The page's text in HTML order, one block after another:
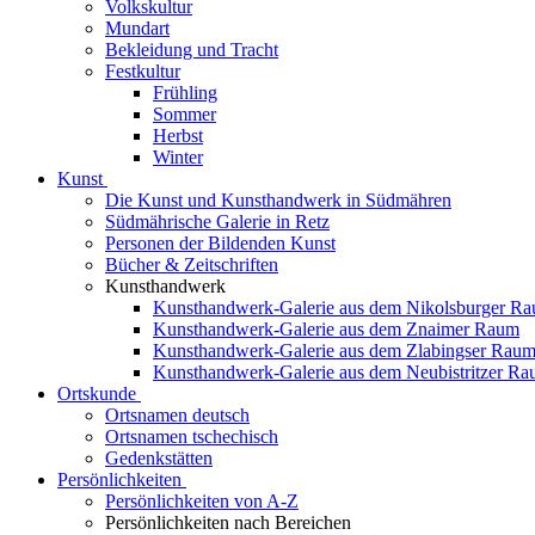
Volkskultur
Mundart
Bekleidung und Tracht
Festkultur
Frühling
Sommer
Herbst
Winter
Kunst
Die Kunst und Kunsthandwerk in Südmähren
Südmährische Galerie in Retz
Personen der Bildenden Kunst
Bücher & Zeitschriften
Kunsthandwerk
Kunsthandwerk-Galerie aus dem Nikolsburger
Kunsthandwerk-Galerie aus dem Znaimer Raum
Kunsthandwerk-Galerie aus dem Zlabingser Raum
Kunsthandwerk-Galerie aus dem Neubistritzer
Ortskunde
Ortsnamen deutsch
Ortsnamen tschechisch
Gedenkstätten
Persönlichkeiten
Persönlichkeiten von A-Z
Persönlichkeiten nach Bereichen